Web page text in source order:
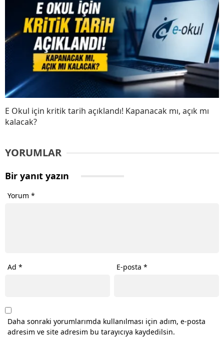
E Okul için kritik tarih açıklandı! Kapanacak mı, açık mı
kalacak?
YORUMLAR
Bir yanıt yazın
Yorum *
Ad * E-posta*
Daha sonraki yorumlarımda kullanılması için adım, e-posta
adresim ve site adresim bu tarayıcıya kaydedilsin.